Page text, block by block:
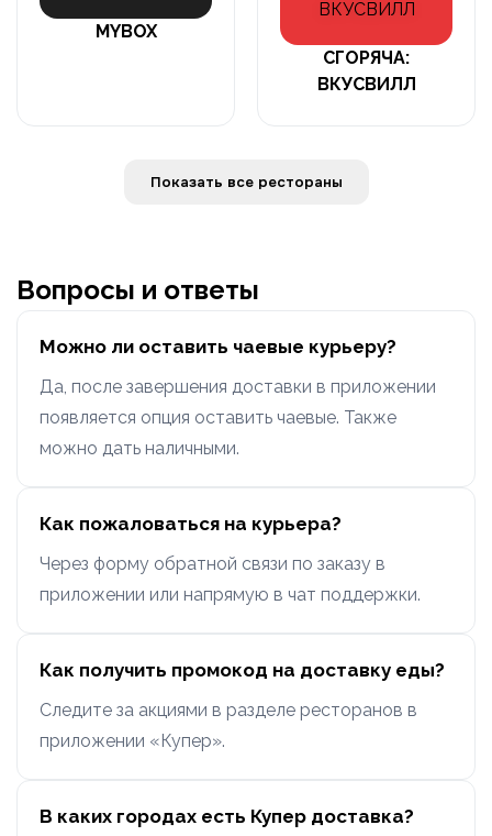
MYBOX
СГОРЯЧА:
ВКУСВИЛЛ
Показать все рестораны
Вопросы и ответы
Можно ли оставить чаевые курьеру?
Да, после завершения доставки в приложении
появляется опция оставить чаевые. Также
можно дать наличными.
Как пожаловаться на курьера?
Через форму обратной связи по заказу в
приложении или напрямую в чат поддержки.
Как получить промокод на доставку еды?
Следите за акциями в разделе ресторанов в
приложении «Купер».
В каких городах есть Купер доставка?